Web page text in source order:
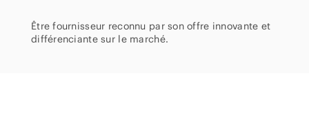
Être fournisseur reconnu par son offre innovante et
différenciante sur le marché.